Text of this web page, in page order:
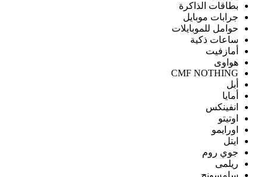
بطاقات الذاكرة
جرابات موبايل
حوامل للموبايلات
ساعات ذكية
أمازفيت
هواوى
CMF NOTHING
أبل
أمايا
انفينكس
اوتيتو
اورايمو
ايتل
جوي روم
ريلمى